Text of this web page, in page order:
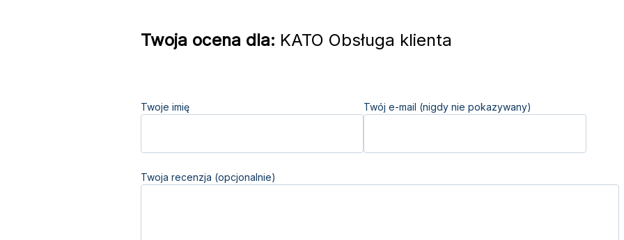
Twoja ocena dla: KATO Obsługa klienta
Twoje imię Twój e-mail (nigdy nie pokazywany)
Twoja recenzja (opcjonalnie)